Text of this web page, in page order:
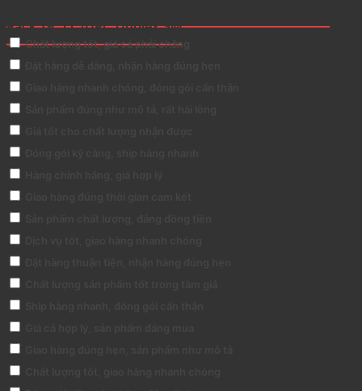
Rack 19” LC/UPC Duplex SM
Chất lượng tốt, giá cả phải chăng